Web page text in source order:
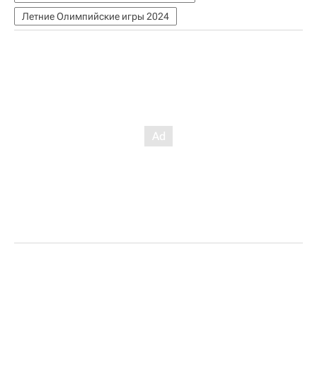
Летние Олимпийские игры 2024